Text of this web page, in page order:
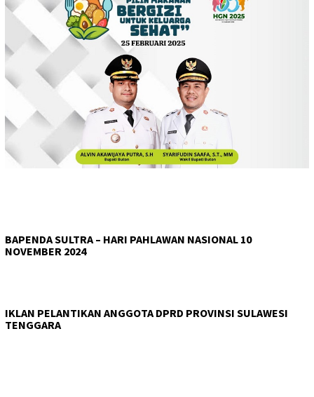
BAPENDA SULTRA – HARI PAHLAWAN NASIONAL 10
NOVEMBER 2024
IKLAN PELANTIKAN ANGGOTA DPRD PROVINSI SULAWESI
TENGGARA